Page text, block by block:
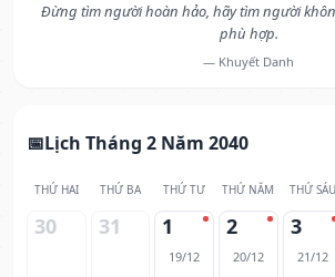
Đừng tìm người hoàn hảo, hãy tìm người
phù hợp.
— Khuyết Danh
Lịch Tháng 2 Năm 2040
THỨ HAI THỨ BA THỨ TƯ THỨ NĂM THỨ SÁU
30 31 1
19/12
2
20/12
3
21/12